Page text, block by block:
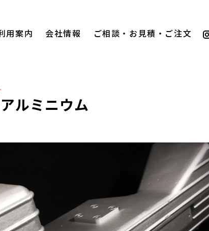
用案内 会社情報 ご相談・お見積・ご注文
ルミニウム